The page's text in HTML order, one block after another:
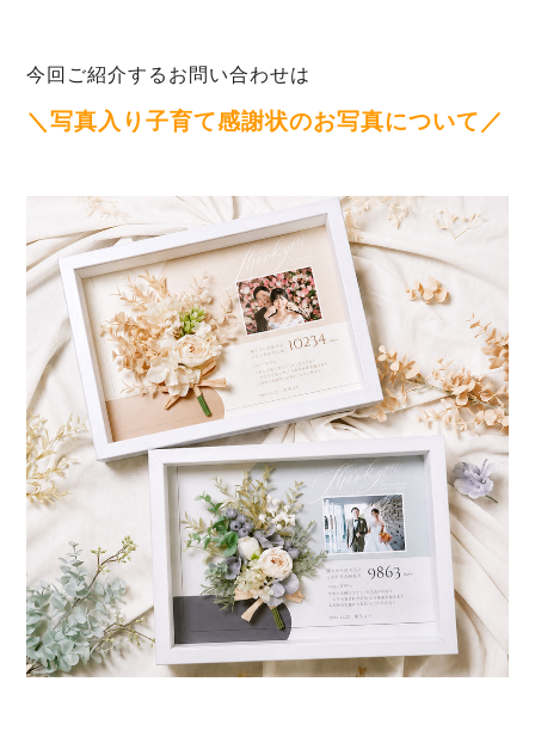
今回ご紹介するお問い合わせは
＼写真入り子育て感謝状のお写真について／